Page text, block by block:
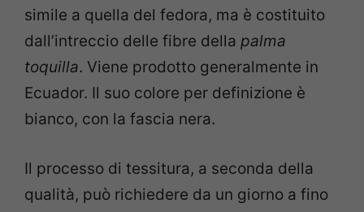
simile a quella del fedora, ma è costituito
dall’intreccio delle fibre della palma
toquilla. Viene prodotto generalmente in
Ecuador. Il suo colore per definizione è
bianco, con la fascia nera.
Il processo di tessitura, a seconda della
qualità, può richiedere da un giorno a fino